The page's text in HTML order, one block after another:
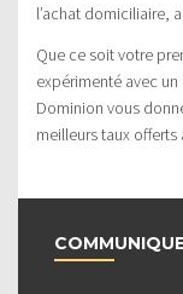
l’achat domiciliaire,
Que ce soit votre
expérimenté avec
Dominion vous
meilleurs taux